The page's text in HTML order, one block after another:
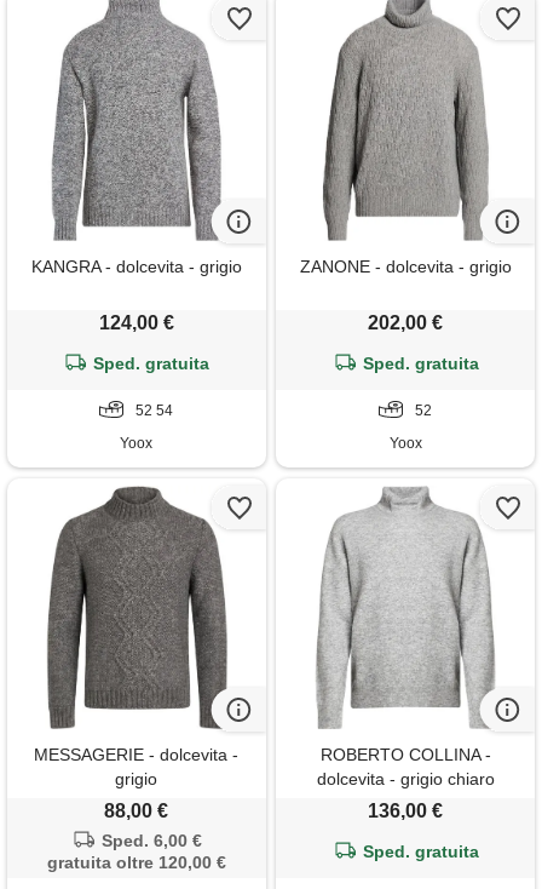
KANGRA - dolcevita - grigio
124,00 €
Sped. gratuita
52 54
Yoox
ZANONE - dolcevita - grigio
202,00 €
Sped. gratuita
52
Yoox
MESSAGERIE - dolcevita -
grigio
88,00 €
Sped. 6,00 €
gratuita oltre 120,00 €
ROBERTO COLLINA -
dolcevita - grigio chiaro
136,00 €
Sped. gratuita